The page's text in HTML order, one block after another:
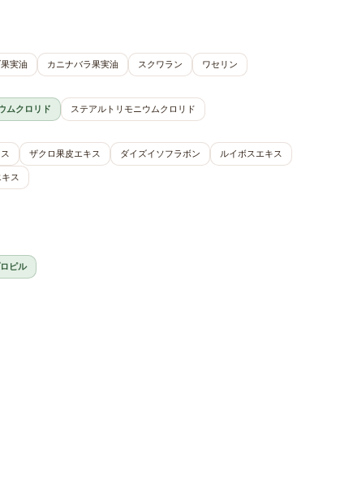
実油 カニナバラ果実油 スクワラン
ワセリン
ムクロリド
ステアルトリモニウムクロリド
ザクロ果皮エキス ダイズイソフラボン ルイボスエキス
ス
ピル